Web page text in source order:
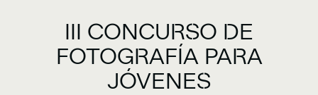
III CONCURSO DE
FOTOGRAFÍA PARA
JÓVENES